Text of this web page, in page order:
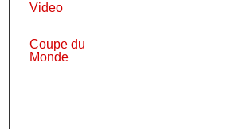
Video
Coupe du
Monde